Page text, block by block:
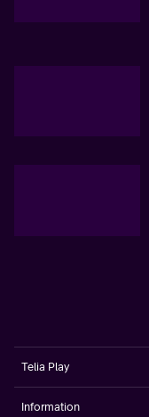
Telia Play
Information